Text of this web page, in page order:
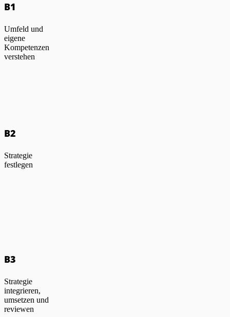
B1
Umfeld und
eigene
Kompetenzen
verstehen
B2
Strategie
festlegen
B3
Strategie
integrieren,
umsetzen und
reviewen